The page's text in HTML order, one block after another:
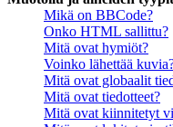
Mikä on BBCode?
Onko HTML sallittu?
Mitä ovat hymiöt?
Voinko lähettää
Mitä ovat globaalit
Mitä ovat tiedotteet?
Mitä ovat kiinnitetyt